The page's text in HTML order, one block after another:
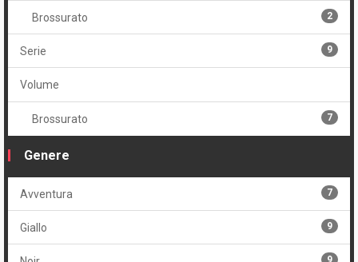
3
Brossurato 2
Serie 9
Volume
Brossurato 7
Genere
Avventura 7
Giallo 9
9